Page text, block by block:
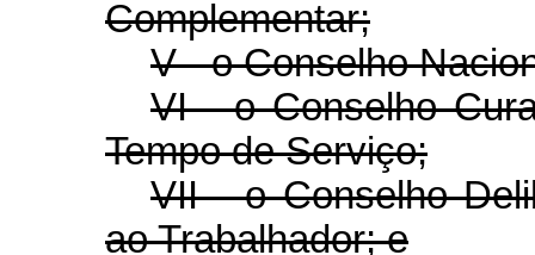
Complementar;
V - o Conselho
VI - o Conselho
Tempo de Serviço;
VII - o Conselho
ao Trabalhador; e